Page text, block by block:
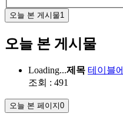
오늘 본 게시물1
오늘 본 게시물
Loading...제목 테이블
조회 : 491
오늘 본 페이지0